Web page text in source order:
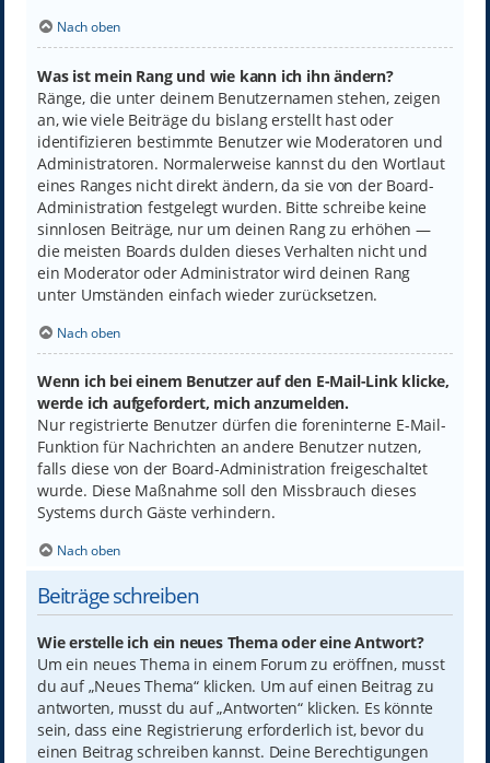
Nach oben
Was ist mein Rang und wie kann ich ihn ändern?
Ränge, die unter deinem Benutzernamen stehen, zeigen
an, wie viele Beiträge du bislang erstellt hast oder
identifizieren bestimmte Benutzer wie Moderatoren und
Administratoren. Normalerweise kannst du den Wortlaut
eines Ranges nicht direkt ändern, da sie von der Board-
Administration festgelegt wurden. Bitte schreibe keine
sinnlosen Beiträge, nur um deinen Rang zu erhöhen —
die meisten Boards dulden dieses Verhalten nicht und
ein Moderator oder Administrator wird deinen Rang
unter Umständen einfach wieder zurücksetzen.
Nach oben
Wenn ich bei einem Benutzer auf den E-Mail-Link klicke,
werde ich aufgefordert, mich anzumelden.
Nur registrierte Benutzer dürfen die foreninterne E-Mail-
Funktion für Nachrichten an andere Benutzer nutzen,
falls diese von der Board-Administration freigeschaltet
wurde. Diese Maßnahme soll den Missbrauch dieses
Systems durch Gäste verhindern.
Nach oben
Beiträge schreiben
Wie erstelle ich ein neues Thema oder eine Antwort?
Um ein neues Thema in einem Forum zu eröffnen, musst
du auf „Neues Thema“ klicken. Um auf einen Beitrag zu
antworten, musst du auf „Antworten“ klicken. Es könnte
sein, dass eine Registrierung erforderlich ist, bevor du
einen Beitrag schreiben kannst. Deine Berechtigungen